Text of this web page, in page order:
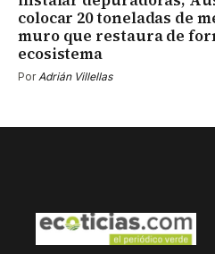
colocar 20 toneladas de
muro que restaura de
ecosistema
PorAdrián Villellas